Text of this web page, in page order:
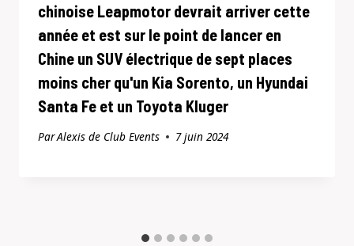
chinoise Leapmotor devrait arriver cette
année et est sur le point de lancer en
Chine un SUV électrique de sept places
moins cher qu'un Kia Sorento, un Hyundai
Santa Fe et un Toyota Kluger
ParAlexis de Club Events 7 juin 2024